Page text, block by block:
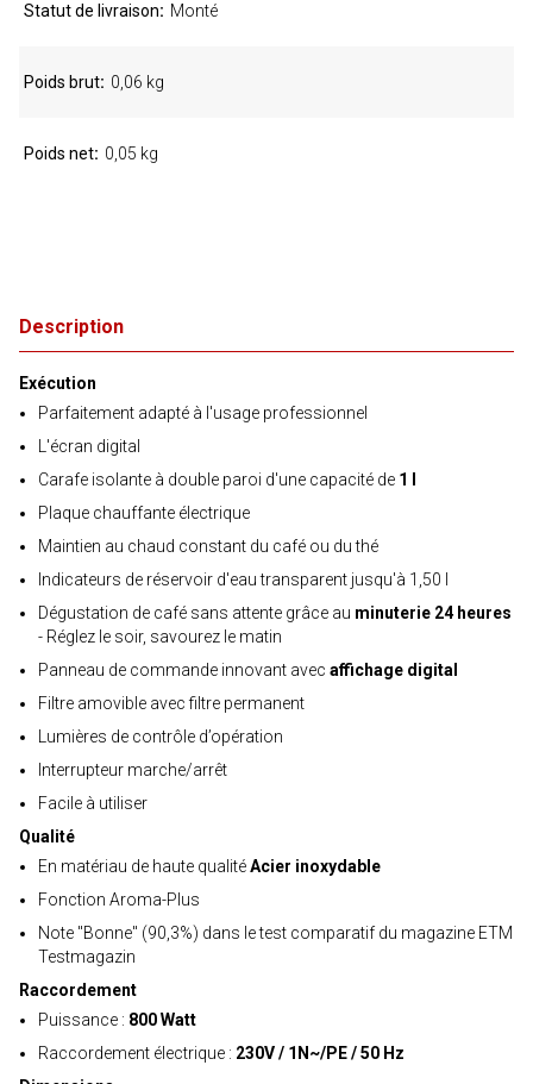
Description
Exécution
Parfaitement adapté à l'usage professionnel
L'écran digital
Carafe isolante à double paroi d'une capacité de 1 l
Plaque chauffante électrique
Maintien au chaud constant du café ou du thé
Indicateurs de réservoir d'eau transparent jusqu'à 1,50 l
Dégustation de café sans attente grâce au minuterie 24 heures
- Réglez le soir, savourez le matin
Panneau de commande innovant avec affichage digital
Filtre amovible avec filtre permanent
Lumières de contrôle d’opération
Interrupteur marche/arrêt
Facile à utiliser
Qualité
En matériau de haute qualitéAcier inoxydable
Fonction Aroma-Plus
Note "Bonne" (90,3%) dans le test comparatif du magazine ETM
Testmagazin
Raccordement
Puissance : 800 Watt
Raccordement électrique : 230V / 1N~/PE / 50 Hz
Statut de livraison Monté
Poids brut 0,06 kg
Poids net 0,05 kg